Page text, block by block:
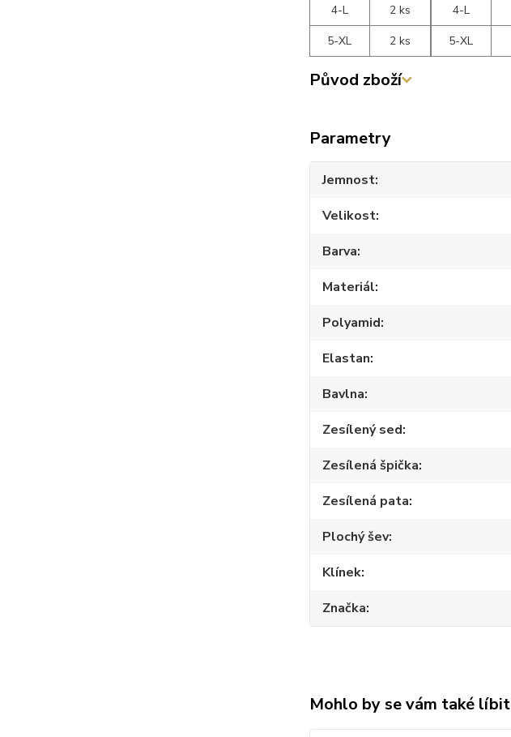
4-L
2 ks
5-XL
2 ks
4-L
5-XL
Původ zboží
Parametry
Jemnost
Velikost
Barva
Materiál
Polyamid
Elastan
Bavlna
Zesílený sed
Zesílená špička
Zesílená pata
Plochý šev
Klínek
Značka
Mohlo by se vám také líbit